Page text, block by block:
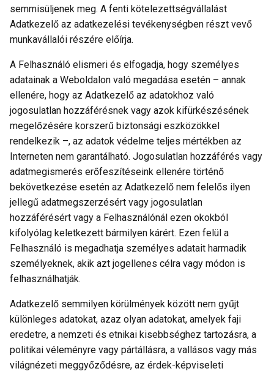
semmisüljenek meg. A fenti kötelezettségvállalást
Adatkezelő az adatkezelési tevékenységben részt vevő
munkavállalói részére előírja.
A Felhasználó elismeri és elfogadja, hogy személyes
adatainak a Weboldalon való megadása esetén – annak
ellenére, hogy az Adatkezelő az adatokhoz való
jogosulatlan hozzáférésnek vagy azok kifürkészésének
megelőzésére korszerű biztonsági eszközökkel
rendelkezik –, az adatok védelme teljes mértékben az
Interneten nem garantálható. Jogosulatlan hozzáférés vagy
adatmegismerés erőfeszítéseink ellenére történő
bekövetkezése esetén az Adatkezelő nem felelős ilyen
jellegű adatmegszerzésért vagy jogosulatlan
hozzáférésért vagy a Felhasználónál ezen okokból
kifolyólag keletkezett bármilyen kárért. Ezen felül a
Felhasználó is megadhatja személyes adatait harmadik
személyeknek, akik azt jogellenes célra vagy módon is
felhasználhatják.
Adatkezelő semmilyen körülmények között nem gyűjt
különleges adatokat, azaz olyan adatokat, amelyek faji
eredetre, a nemzeti és etnikai kisebbséghez tartozásra, a
politikai véleményre vagy pártállásra, a vallásos vagy más
világnézeti meggyőződésre, az érdek-képviseleti